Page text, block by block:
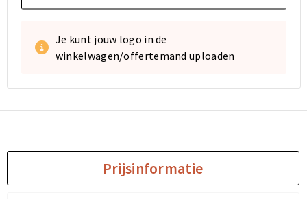
Je kunt jouw logo in de
winkelwagen/offertemand uploaden
Prijsinformatie